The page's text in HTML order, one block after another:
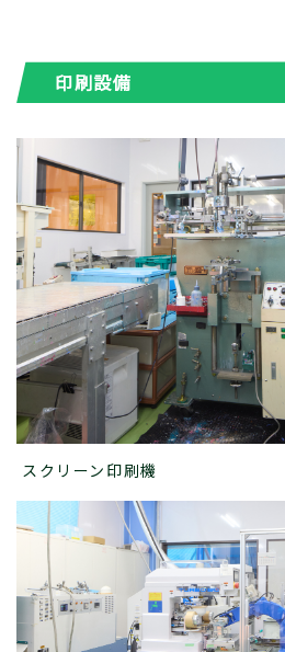
印刷設備
スクリーン印刷機